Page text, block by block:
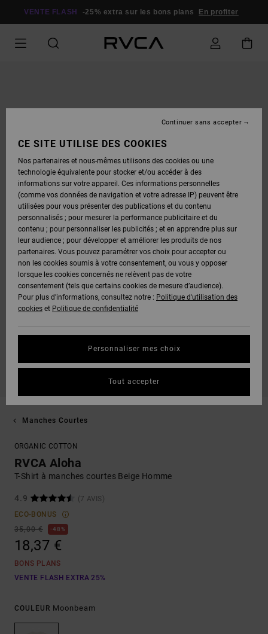
VENTE FLASH -25% extra sur les bons plans En profiter
Manches Courtes
ORGANIC COTTON
RVCA Aloha
T-Shirt à manches courtes Beige Homme
4.9
(7 AVIS)
ECO-BONUS
35,00 €
48%
18,37 €
BONS PLANS
VENTE FLASH EXTRA 25%
COULEUR Moonbeam
CE SITE UTILISE DES COOKIES
Nos partenaires et nous-mêmes utilisons des cookies ou une
technologie équivalente pour stocker et/ou accéder à des
informations sur votre appareil. Ces informations personnelles
(comme vos données de navigation et votre adresse IP) peuvent être
utilisées pour vous présenter des publications et du contenu
personnalisés ; pour mesurer la performance publicitaire et du
contenu ; pour personnaliser les publicités ; et en apprendre plus sur
leur audience ; pour développer et améliorer les produits de nos
partenaires. Vous pouvez paramétrer vos choix pour accepter ou
non les cookies soumis à votre consentement, ou vous y opposer
lorsque les cookies concernés ne relèvent pas de votre
consentement (tels que certains cookies de mesure d’audience).
Pour plus d'informations, consultez notre : Politique d'utilisation des
cookies et Politique de confidentialité
Personnaliser mes choix
Continuer sans accepter
Tout accepter